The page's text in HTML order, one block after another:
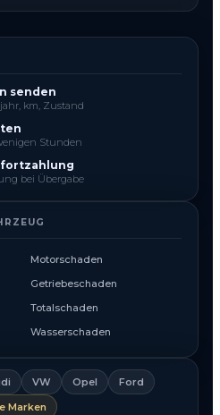
senden
km, Zustand
Stunden
bei Übergabe
Motorschaden
Getriebeschaden
Totalschaden
Wasserschaden
VW Opel
Ford
Marken